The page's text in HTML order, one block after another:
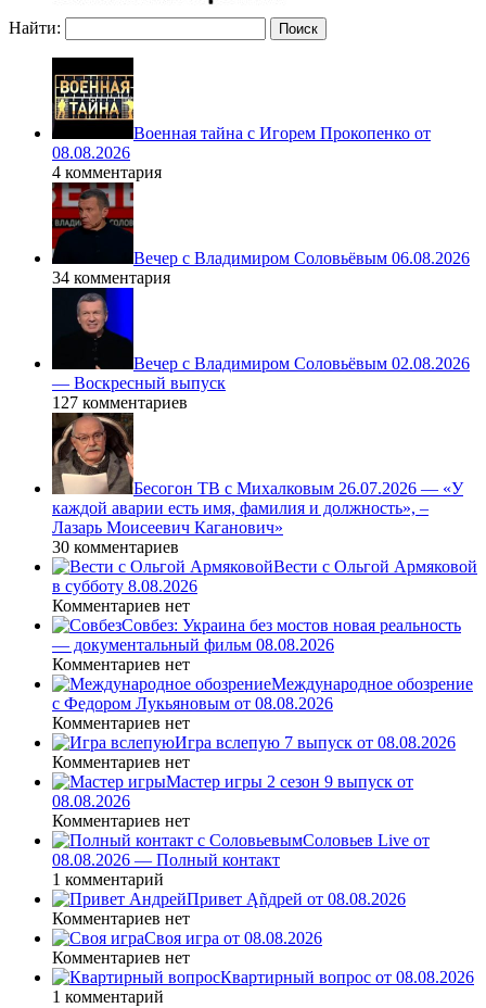
Найти:
Военная тайна с Игорем Прокопенко от
08.08.2026
4 комментария
Вечер с Владимиром Соловьёвым 06.08.2026
34 комментария
Вечер с Владимиром Соловьёвым 02.08.2026
— Воскресный выпуск
127 комментариев
Бесогон ТВ с Михалковым 26.07.2026 — «У
каждой аварии есть имя, фамилия и должность», –
Лазарь Моисеевич Каганович»
30 комментариев
Вести с Ольгой Армяковой
в субботу 8.08.2026
Комментариев нет
Совбез: Украина без мостов новая реальность
— документальный фильм 08.08.2026
Комментариев нет
Международное обозрение
с Федором Лукьяновым от 08.08.2026
Комментариев нет
Игра вслепую 7 выпуск от 08.08.2026
Комментариев нет
Мастер игры 2 сезон 9 выпуск от
08.08.2026
Комментариев нет
Соловьев Live от
08.08.2026 — Полный контакт
1 комментарий
Привет Ąñдpей от 08.08.2026
Комментариев нет
Своя игра от 08.08.2026
Комментариев нет
Квартирный вопрос от 08.08.2026
1 комментарий